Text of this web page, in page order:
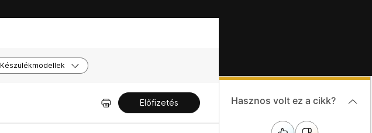
Készülékmodellek
Előfizetés Hasznos volt ez a cikk?